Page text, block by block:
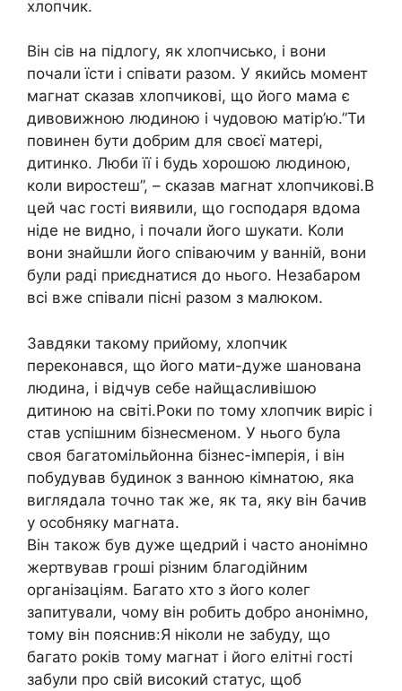
хлопчик.
Він сів на підлогу, як хлопчисько, і вони
почали їсти і співати разом. У якийсь момент
магнат сказав хлопчикові, що його мама є
дивовижною людиною і чудовою матір’ю.”Ти
повинен бути добрим для своєї матері,
дитинко. Люби її і будь хорошою людиною,
коли виростеш”, – сказав магнат хлопчикові.В
цей час гості виявили, що господаря вдома
ніде не видно, і почали його шукати. Коли
вони знайшли його співаючим у ванній, вони
були раді приєднатися до нього. Незабаром
всі вже співали пісні разом з малюком.
Завдяки такому прийому, хлопчик
переконався, що його мати-дуже шанована
людина, і відчув себе найщасливішою
дитиною на світі.Роки по тому хлопчик виріс і
став успішним бізнесменом. У нього була
своя багатомільйонна бізнес-імперія, і він
побудував будинок з ванною кімнатою, яка
виглядала точно так же, як та, яку він бачив
у особняку магната.
Він також був дуже щедрий і часто анонімно
жертвував гроші різним благодійним
організаціям. Багато хто з його колег
запитували, чому він робить добро анонімно,
тому він пояснив:Я ніколи не забуду, що
багато років тому магнат і його елітні гості
забули про свій високий статус, щоб